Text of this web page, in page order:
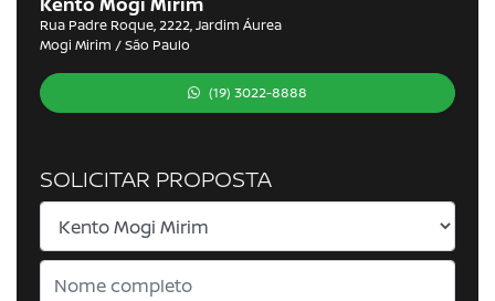
Rua Padre Roque, 2222, Jardim Áurea
Mogi Mirim / São Paulo
(19) 3022-8888
SOLICITAR PROPOSTA